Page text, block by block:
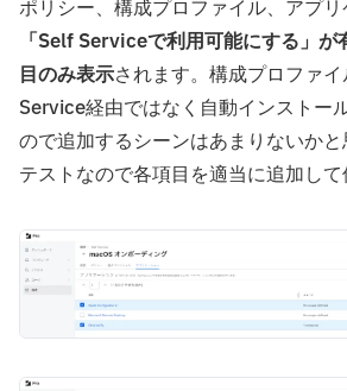
ポリシー、構成プロファイル、アプ
「Self Serviceで利用可能にする」
目のみ表示されます。構成プロファ
Service経由ではなく自動インストー
ので追加するシーンはあまりないか
テストなので各項目を適当に追加して